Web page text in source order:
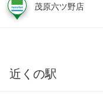
茂原六ツ野店
近くの駅